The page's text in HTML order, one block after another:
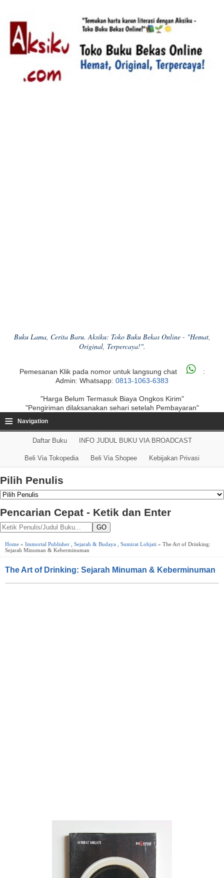
Buku Lama, Cerita Baru. Aksiku: Toko Buku Bekas Online - "Hemat,
Original, Terpercaya!".
Pemesanan Klik pada nomor untuk langsung chat
:
Admin: Whatsapp: 0813-1063-6383
"Harga Belum Termasuk Biaya Ongkos Kirim"
"Pengiriman dilaksanakan sehari setelah Pembayaran"
≡ Navigation
Daftar Buku INFO JUDUL BUKU VIA BROADCAST
Beli Via Tokopedia Beli Via Shopee Kebijakan Privasi
Pilih Penulis
Pencarian Cepat - Ketik dan Enter
GO
Home » Immortal Publisher Sejarah & Budaya Sumirat Lohjati » The Art of Drinking:
Sejarah Minuman & Keberminuman
The Art of Drinking: Sejarah Minuman & Keberminuman